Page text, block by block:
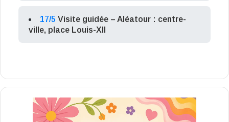
17/5 Visite guidée – Aléatour : centre-
ville, place Louis-XII